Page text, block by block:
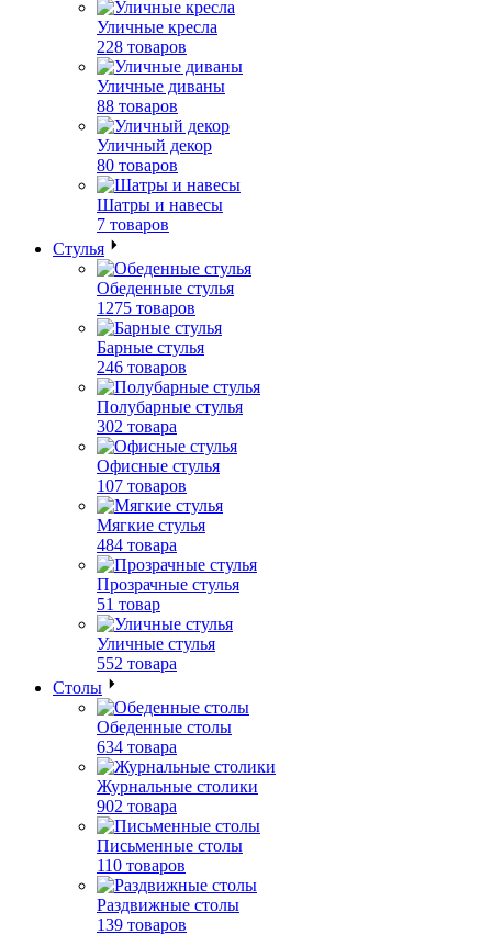
Уличные кресла
228 товаров
Уличные диваны
88 товаров
Уличный декор
80 товаров
Шатры и навесы
7 товаров
Стулья
Обеденные стулья
1275 товаров
Барные стулья
246 товаров
Полубарные стулья
302 товара
Офисные стулья
107 товаров
Мягкие стулья
484 товара
Прозрачные стулья
51 товар
Уличные стулья
552 товара
Столы
Обеденные столы
634 товара
Журнальные столики
902 товара
Письменные столы
110 товаров
Раздвижные столы
139 товаров